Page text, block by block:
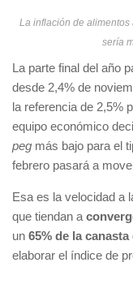
La inflación de
sería
La parte final del año
desde 2,4% de
la referencia de 2,5%
equipo económico
peg más bajo para el
febrero pasará a
Esa es la velocidad a
que tiendan a
un 65% de la canasta
elaborar el índice de